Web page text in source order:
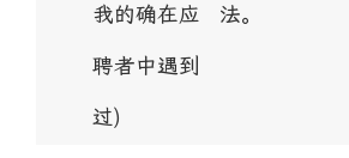
我的确在应
聘者中遇到
过)
法。